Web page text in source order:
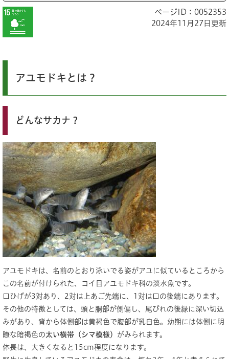
ページID：0052353
2024年11月27日更新
アユモドキとは？
どんなサカナ？
アユモドキは、名前のとおり泳いでる姿がアユに似ているところから
この名前が付けられた、コイ目アユモドキ科の淡水魚です。
口ひげが3対あり、2対は上あご先端に、1対は口の後端にあります。
その他の特徴としては、頭と胴部が側偏し、尾びれの後縁に深い切込
みがあり、背から体側部は黄褐色で腹部が乳白色。幼期には体側に明
瞭な暗褐色の太い横帯（シマ模様） がみられます。
体長は、大きくなると15cm程度になります。